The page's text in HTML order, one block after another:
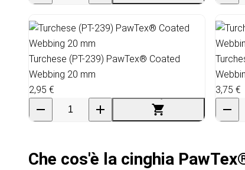
Turchese (PT-239) PawTex® Coated
Webbing 20 mm
2,95 €
3,75 €
Che cos'è la cinghia